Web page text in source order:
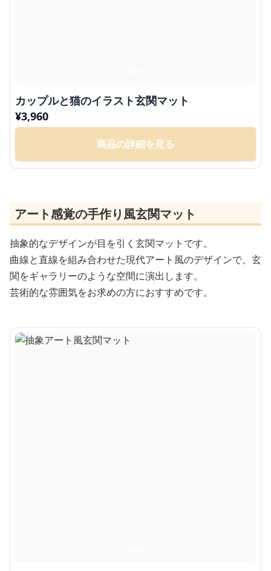
カップルと猫のイラスト玄関マット
¥3,960
商品の詳細を見る
アート感覚の手作り風玄関マット
抽象的なデザインが目を引く玄関マットです。
曲線と直線を組み合わせた現代アート風のデザインで、玄
関をギャラリーのような空間に演出します。
芸術的な雰囲気をお求めの方におすすめです。